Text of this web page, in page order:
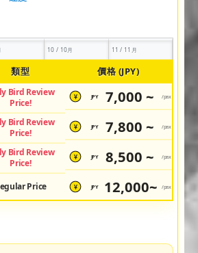
10 / 10月 11 / 11月
類型 價格 (JPY)
Bird Review
Price!
¥ JPY 7,000 ~ /pax
Bird Review
Price!
¥ JPY 7,800 ~ /pax
Bird Review
Price!
¥ JPY 8,500 ~ /pax
Price ¥ JPY 12,000~ /pax